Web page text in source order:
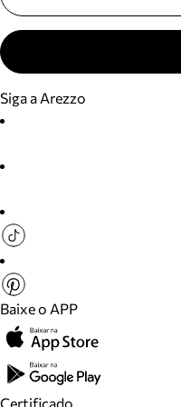
Siga a Arezzo
Baixe o APP
Certificado